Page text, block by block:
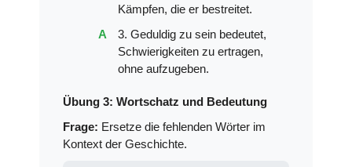
Kämpfen, die er bestreitet.
3. Geduldig zu sein bedeutet,
Schwierigkeiten zu ertragen,
ohne aufzugeben.
Übung 3: Wortschatz und Bedeutung
Frage: Ersetze die fehlenden Wörter im
Kontext der Geschichte.